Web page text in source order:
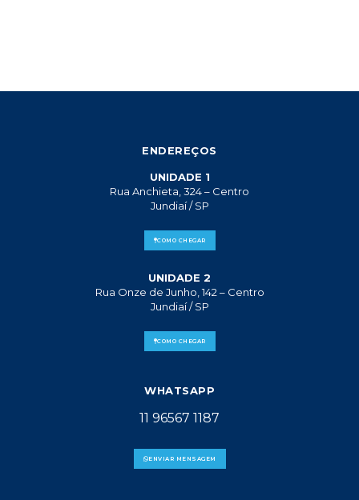
ENDEREÇOS
UNIDADE 1
Rua Anchieta, 324 – Centro
Jundiaí / SP
COMO CHEGAR
UNIDADE 2
Rua Onze de Junho, 142 – Centro
Jundiaí / SP
COMO CHEGAR
WHATSAPP
11 96567 1187
ENVIAR MENSAGEM